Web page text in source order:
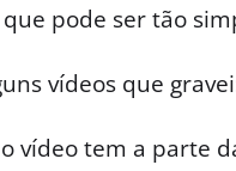
pode ser tão
vídeos que
vídeo tem a parte